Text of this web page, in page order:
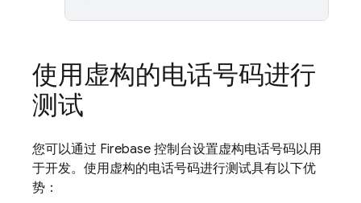
使用虚构的电话号码进行
测试
您可以通过 Firebase 控制台设置虚构电话号码以用
于开发。使用虚构的电话号码进行测试具有以下优
势：